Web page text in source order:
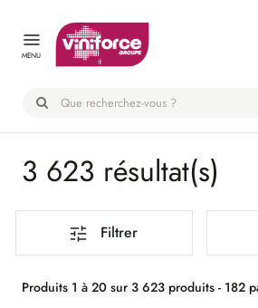
MENU
3 623 résultat(s)
Filtrer
Produits 1 à 20 sur 3 623 produits - 182